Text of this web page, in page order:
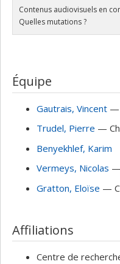
Contenus audiovisuels en
Quelles mutations ?
Équipe
Gautrais, Vincent —
Trudel, Pierre —
Benyekhlef, Karim
Vermeys, Nicolas —
Gratton, Eloïse —
Affiliations
Centre de